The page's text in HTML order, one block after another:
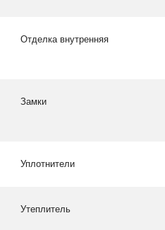
Отделка внутренняя
Замки
Уплотнители
Утеплитель